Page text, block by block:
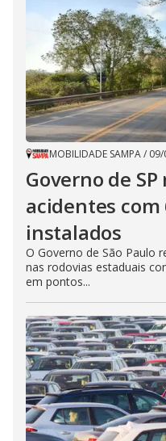
MOBILIDADE SAMPA/
Governo de
acidentes com
instalados
O Governo de São Paulo
nas rodovias estaduais
em pontos...